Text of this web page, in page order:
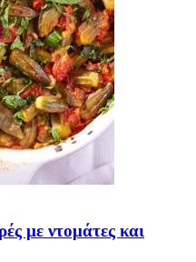
με ντομάτες και